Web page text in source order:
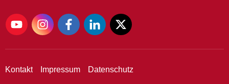
Kontakt Impressum Datenschutz